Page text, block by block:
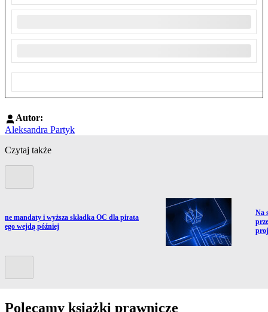
Autor:
Aleksandra Partyk
Czytaj także
do artykułu:
mandaty i wyższa składka OC dla pirata
wejdą później
Na
Polecamy książki prawnicze